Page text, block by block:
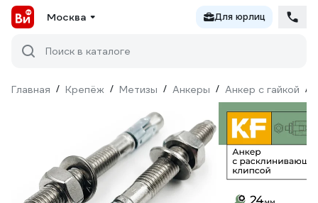
Москва Для юрлиц
Поиск в каталоге
Главная / Крепёж / Метизы / Анкеры / Анкер с гайкой /